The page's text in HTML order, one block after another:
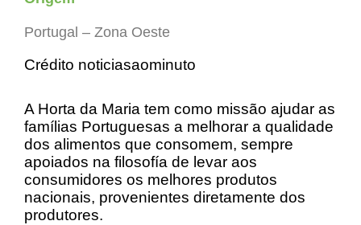
Portugal – Zona Oeste
Crédito noticiasaominuto
A Horta da Maria tem como missão ajudar as
famílias Portuguesas a melhorar a qualidade
dos alimentos que consomem, sempre
apoiados na filosofía de levar aos
consumidores os melhores produtos
nacionais, provenientes diretamente dos
produtores.